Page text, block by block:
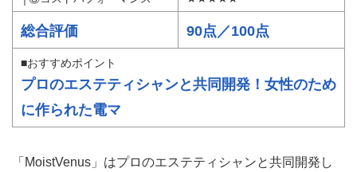
総合評価 90点／100点
■おすすめポイント
プロのエステティシャンと共同開発！女性のため
に作られた電マ
「MoistVenus」はプロのエステティシャンと共同開発し